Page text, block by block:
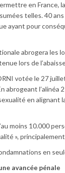
en France,
telles. 40
ayant pour
abrogera les
lors de
votée le 27
l’alinéa
en alignant
moins 10.000
»,
en
avancée pénale